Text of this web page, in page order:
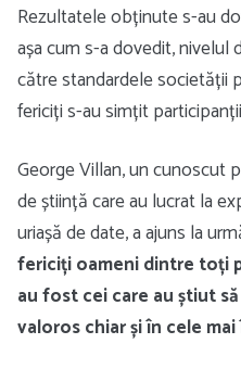
Rezultatele obținute s-au
așa cum s-a dovedit, nivelul
către standardele societății
fericiți s-au simțit
George Villan, un cunoscut
de știință care au lucrat la
uriașă de date, a ajuns la
fericiți oameni dintre toți
au fost cei care au știut
valoros chiar și în cele